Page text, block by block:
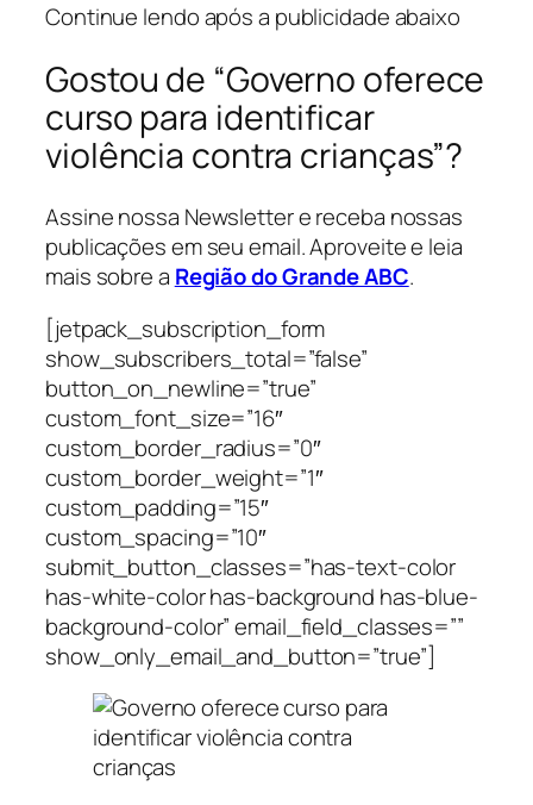
Continue lendo após a publicidade abaixo
Gostou de “Governo oferece
curso para identificar
violência contra crianças”?
Assine nossa Newsletter e receba nossas
publicações em seu email. Aproveite e leia
mais sobre a Região do Grande ABC.
[jetpack_subscription_form
show_subscribers_total=”false”
button_on_newline=”true”
custom_font_size=”16″
custom_border_radius=”0″
custom_border_weight=”1″
custom_padding=”15″
custom_spacing=”10″
submit_button_classes=”has-text-color
has-white-color has-background has-blue-
background-color” email_field_classes=””
show_only_email_and_button=”true”]